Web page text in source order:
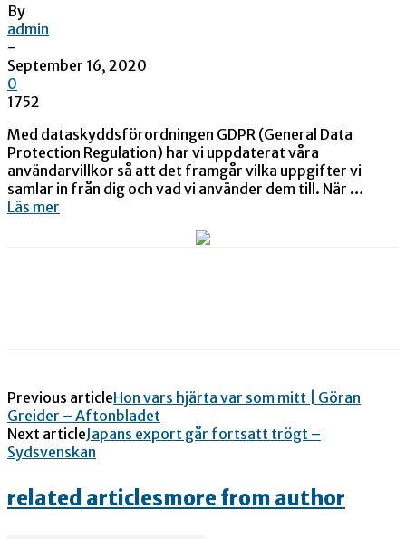
By
admin
-
September 16, 2020
0
1752
Med dataskyddsförordningen GDPR (General Data
Protection Regulation) har vi uppdaterat våra
användarvillkor så att det framgår vilka uppgifter vi
samlar in från dig och vad vi använder dem till. När …
Läs mer
Previous articleHon vars hjärta var som mitt | Göran
Greider – Aftonbladet
Next articleJapans export går fortsatt trögt –
Sydsvenskan
related articlesmore from author